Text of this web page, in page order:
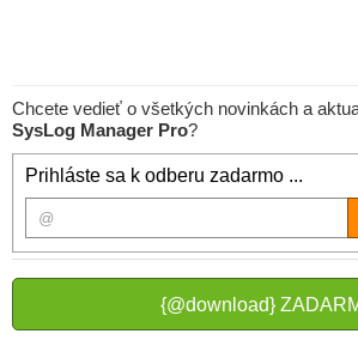
Chcete vedieť o všetkých novinkách a
SysLog Manager Pro?
Prihláste sa k odberu zadarmo ...
{@download}